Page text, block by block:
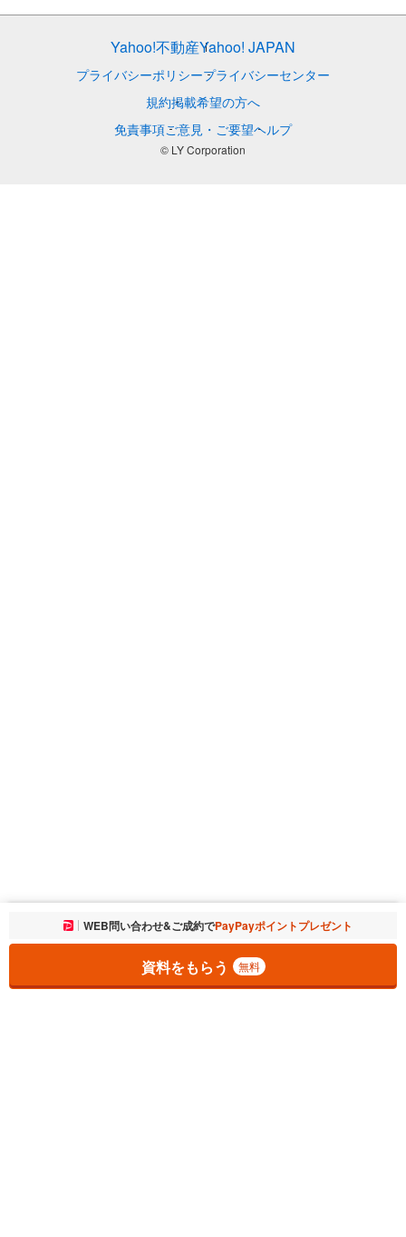
お気に入りに追加しました。 一覧を開く
WEB問い合わせ&ご成約でPayPayポイントプレゼント
資料をもらう 無料
Yahoo!不動産Yahoo! JAPAN
プライバシーポリシープライバシーセンター
規約掲載希望の方へ
免責事項ご意見・ご要望ヘルプ
© LY Corporation